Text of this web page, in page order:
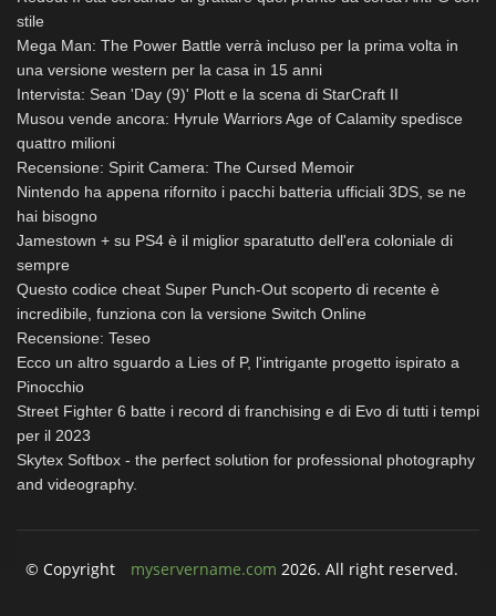
stile
Mega Man: The Power Battle verrà incluso per la prima volta in
una versione western per la casa in 15 anni
Intervista: Sean 'Day (9)' Plott e la scena di StarCraft II
Musou vende ancora: Hyrule Warriors Age of Calamity spedisce
quattro milioni
Recensione: Spirit Camera: The Cursed Memoir
Nintendo ha appena rifornito i pacchi batteria ufficiali 3DS, se ne
hai bisogno
Jamestown + su PS4 è il miglior sparatutto dell'era coloniale di
sempre
Questo codice cheat Super Punch-Out scoperto di recente è
incredibile, funziona con la versione Switch Online
Recensione: Teseo
Ecco un altro sguardo a Lies of P, l'intrigante progetto ispirato a
Pinocchio
Street Fighter 6 batte i record di franchising e di Evo di tutti i tempi
per il 2023
Skytex Softbox - the perfect solution for professional photography
and videography.
© Copyright myservername.com 2026. All right reserved.